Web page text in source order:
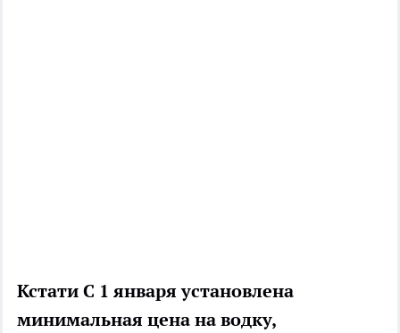
КстатиС 1 января установлена
минимальная цена на водку,